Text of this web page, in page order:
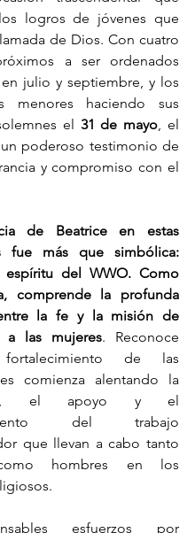
logros de jóvenes que
de Dios. Con cuatro
a ser ordenados
julio y septiembre, y los
menores haciendo sus
el 31 de mayo, el
poderoso testimonio de
y compromiso con el
de Beatrice en estas
fue más que simbólica:
espíritu del WWO. Como
comprende la profunda
la fe y la misión de
a las mujeres. Reconoce
de las
comienza alentando la
el apoyo y el
del trabajo
que llevan a cabo tanto
hombres en los
esfuerzos por